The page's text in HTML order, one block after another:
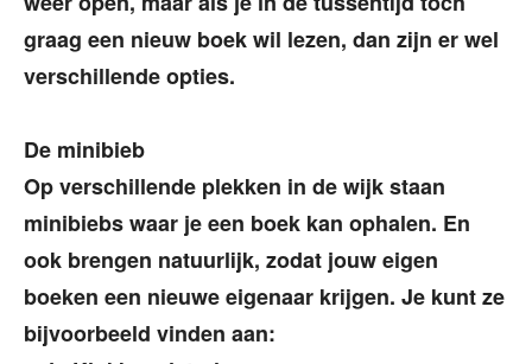
graag een nieuw boek wil lezen, dan zijn er wel
verschillende opties.
De minibieb
Op verschillende plekken in de wijk staan
minibiebs waar je een boek kan ophalen. En
ook brengen natuurlijk, zodat jouw eigen
boeken een nieuwe eigenaar krijgen. Je kunt ze
bijvoorbeeld vinden aan: